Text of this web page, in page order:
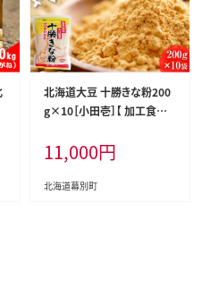
北海道大豆 十勝きな粉200
g×10［小田壱］【 加工食品
タンパク質 栄養 スイーツ ヨ
ーグルト プロテイン お菓子
北海道産 北海道 十勝 幕別
11,000円
北海道幕別町